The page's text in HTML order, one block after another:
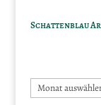
Schattenblau
Schattenblau
Archiv